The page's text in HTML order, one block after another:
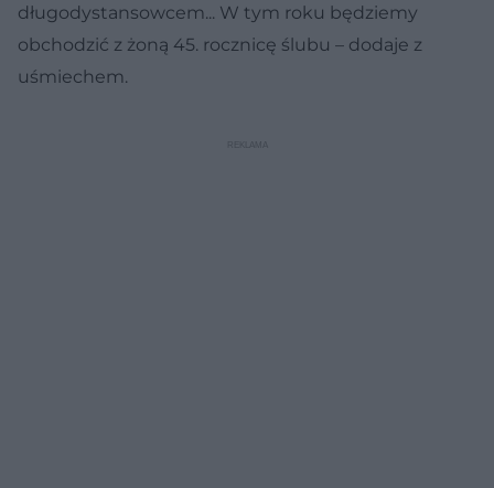
długodystansowcem... W tym roku będziemy
obchodzić z żoną 45. rocznicę ślubu – dodaje z
uśmiechem.